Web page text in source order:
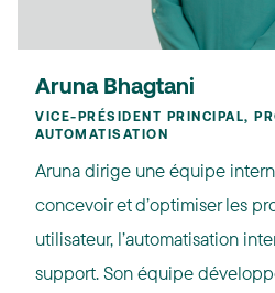
Aruna Bhagtani
VICE-PRÉSIDENT PRINCIPAL,
AUTOMATISATION
Aruna dirige une équipe
concevoir et d’optimiser les
utilisateur, l’automatisation
support. Son équipe